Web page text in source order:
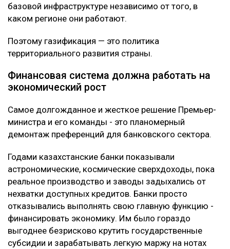
базовой инфраструктуре независимо от того, в
каком регионе они работают.
Поэтому газификация — это политика
территориального развития страны.
Финансовая система должна работать на
экономический рост
Самое долгожданное и жесткое решение Премьер-
министра и его команды - это планомерный
демонтаж преференций для банковского сектора.
Годами казахстанские банки показывали
астрономические, космические сверхдоходы, пока
реальное производство и заводы задыхались от
нехватки доступных кредитов. Банки просто
отказывались выполнять свою главную функцию -
финансировать экономику. Им было гораздо
выгоднее безрисково крутить государственные
субсидии и зарабатывать легкую маржу на нотах